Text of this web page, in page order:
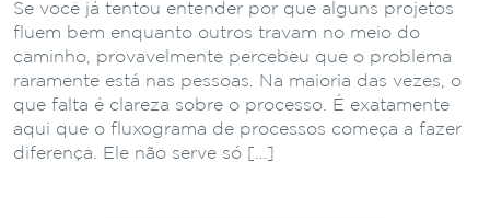
Se você já tentou entender por que alguns projetos
fluem bem enquanto outros travam no meio do
caminho, provavelmente percebeu que o problema
raramente está nas pessoas. Na maioria das vezes, o
que falta é clareza sobre o processo. É exatamente
aqui que o fluxograma de processos começa a fazer
diferença. Ele não serve só […]